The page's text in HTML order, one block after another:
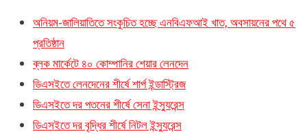
অনিয়ম-জালিয়াতিতে সংকুচিত হচ্ছে এনবিএফআই খাত, অবসায়নের পথে ৫
প্রতিষ্ঠান
ব্লক মার্কেটে ৪০ কোম্পানির শেয়ার লেনদেন
ডিএসইতে লেনদেনের শীর্ষে শার্প ইন্ডাস্ট্রিজ
ডিএসইতে দর পতনের শীর্ষে সেনা ইন্স্যুরেন্স
ডিএসইতে দর বৃদ্ধির শীর্ষে নিটল ইন্স্যুরেন্স